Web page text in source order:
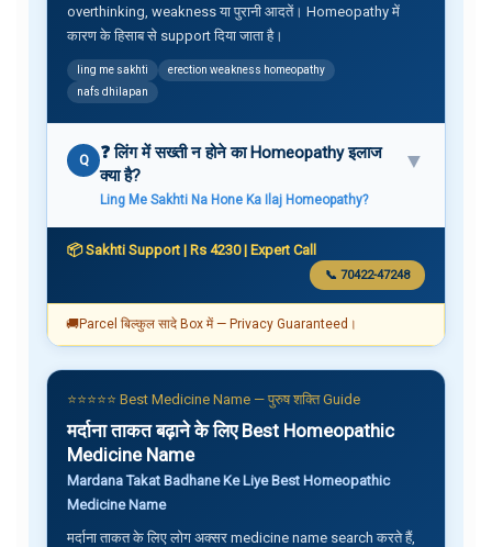
overthinking, weakness या पुरानी आदतें। Homeopathy में
कारण के हिसाब से support दिया जाता है।
ling me sakhti
erection weakness homeopathy
nafs dhilapan
Q
❓ लिंग में सख्ती न होने का Homeopathy इलाज
क्या है?
Ling Me Sakhti Na Hone Ka Ilaj Homeopathy?
▼
📦 Sakhti Support | Rs 4230 | Expert Call
📞 70422-47248
🚚Parcel बिल्कुल सादे Box में — Privacy Guaranteed।
⭐⭐⭐⭐⭐ Best Medicine Name — पुरुष शक्ति Guide
मर्दाना ताकत बढ़ाने के लिए Best Homeopathic
Medicine Name
Mardana Takat Badhane Ke Liye Best Homeopathic
Medicine Name
मर्दाना ताकत के लिए लोग अक्सर medicine name search करते हैं,